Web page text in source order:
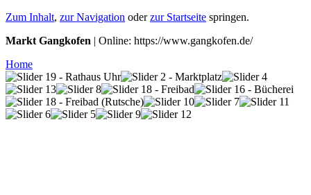
Zum Inhalt, zur Navigation oderzur Startseite springen.
Markt Gangkofen | Online: https://www.gangkofen.de/
Home